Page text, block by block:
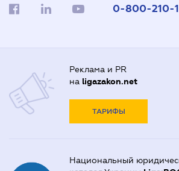
0-800-210-
Реклама и PR
на ligazakon.net
ТАРИФЫ
Национальный